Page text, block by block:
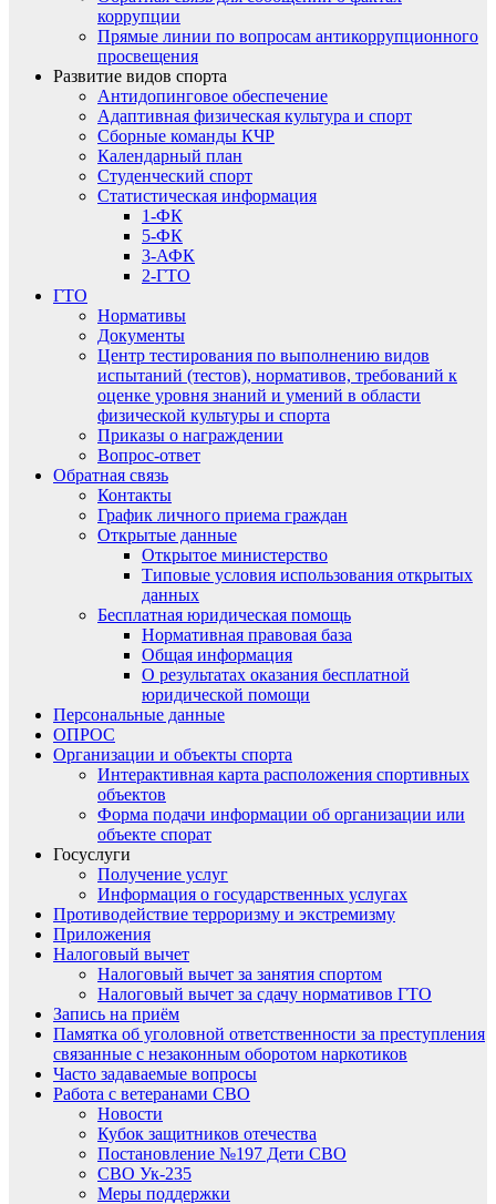
коррупции
Прямые линии по вопросам антикоррупционного
просвещения
Развитие видов спорта
Антидопинговое обеспечение
Адаптивная физическая культура и спорт
Сборные команды КЧР
Календарный план
Студенческий спорт
Статистическая информация
1-ФК
5-ФК
3-АФК
2-ГТО
ГТО
Нормативы
Документы
Центр тестирования по выполнению видов
испытаний (тестов), нормативов, требований к
оценке уровня знаний и умений в области
физической культуры и спорта
Приказы о награждении
Вопрос-ответ
Обратная связь
Контакты
График личного приема граждан
Открытые данные
Открытое министерство
Типовые условия использования открытых
данных
Бесплатная юридическая помощь
Нормативная правовая база
Общая информация
О результатах оказания бесплатной
юридической помощи
Персональные данные
ОПРОС
Организации и объекты спорта
Интерактивная карта расположения спортивных
объектов
Форма подачи информации об организации или
объекте спорат
Госуслуги
Получение услуг
Информация о государственных услугах
Противодействие терроризму и экстремизму
Приложения
Налоговый вычет
Налоговый вычет за занятия спортом
Налоговый вычет за сдачу нормативов ГТО
Запись на приём
Памятка об уголовной ответственности за преступления
связанные с незаконным оборотом наркотиков
Часто задаваемые вопросы
Работа с ветеранами СВО
Новости
Кубок защитников отечества
Постановление №197 Дети СВО
СВО Ук-235
Меры поддержки